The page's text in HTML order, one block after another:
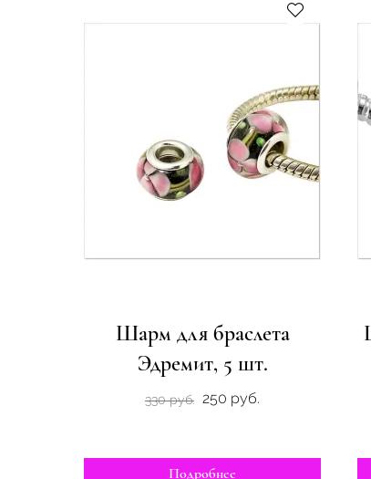
Шарм для браслета
Эдремит, 5 шт.
330 руб. 250 руб.
Подробнее